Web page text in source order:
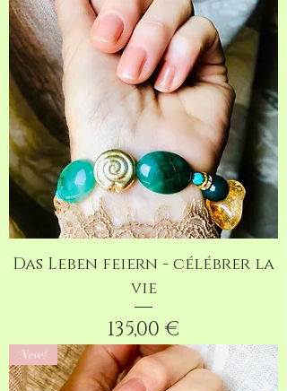
Das Leben feiern - célébrer la
vie
Preis
135,00 €
New!